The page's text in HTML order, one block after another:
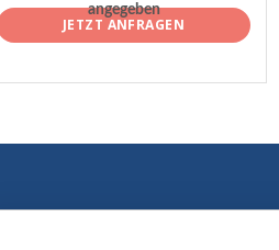
angegeben
JETZT ANFRAGEN